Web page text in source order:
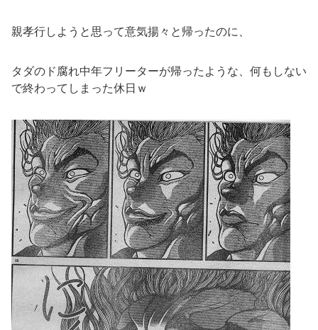
親孝行しようと思って意気揚々と帰ったのに、
タダのド腐れ中年フリーターが帰ったような、何もしない
で終わってしまった休日ｗ